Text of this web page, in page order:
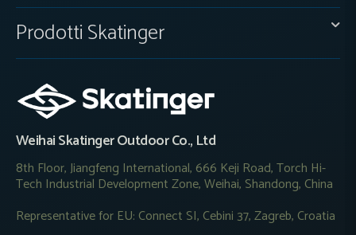
Prodotti Skatinger
Weihai Skatinger Outdoor Co., Ltd
8th Floor, Jiangfeng International, 666 Keji Road, Torch Hi-
Tech Industrial Development Zone, Weihai, Shandong, China
Representative for EU: Connect SI, Cebini 37, Zagreb, Croatia